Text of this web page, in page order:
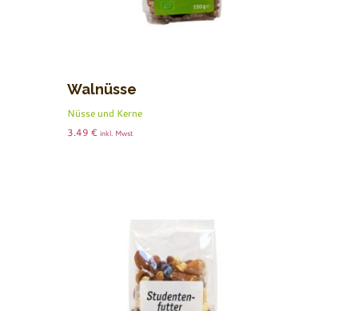
Walnüsse
Nüsse und Kerne
3.49 € inkl. Mwst